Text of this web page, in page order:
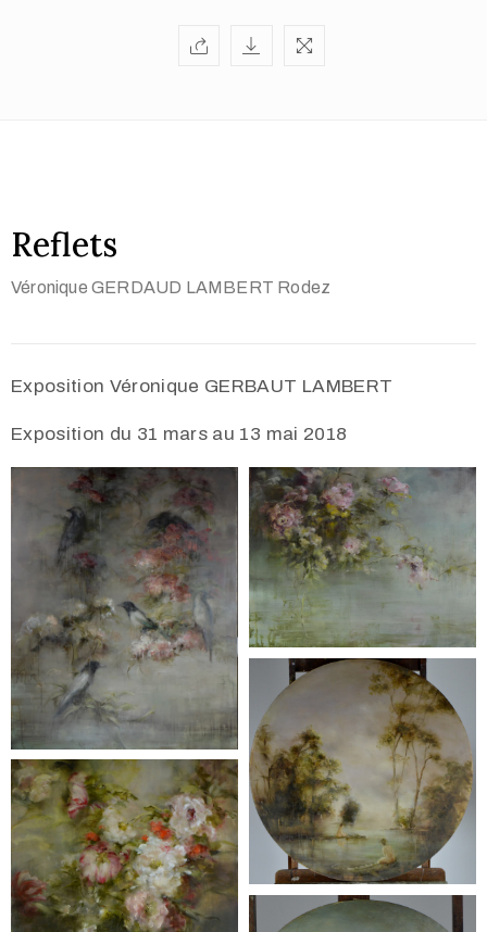
Reflets
Véronique GERDAUD LAMBERT Rodez
Exposition Véronique GERBAUT LAMBERT
Exposition du 31 mars au 13 mai 2018